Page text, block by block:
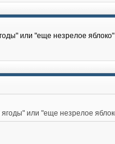
или "еще незрелое
или "еще незрелое